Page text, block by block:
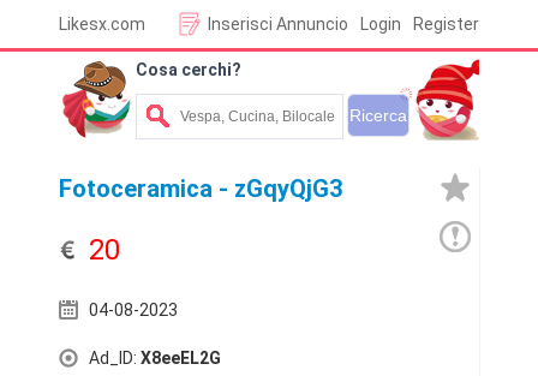
Likesx.com Login Register
Inserisci Annuncio
Cosa cerchi?
Fotoceramica - zGqyQjG3
20
04-08-2023
Ad_ID: X8eeEL2G